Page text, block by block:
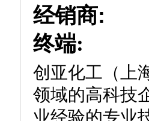
经销商:
终端:
创亚化工（上
领域的高科技
业经验的专业